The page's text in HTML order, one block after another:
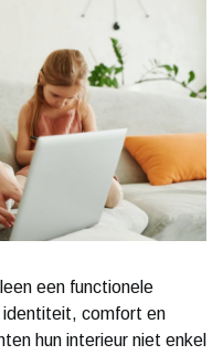
een functionele
identiteit, comfort en
hun interieur niet enkel